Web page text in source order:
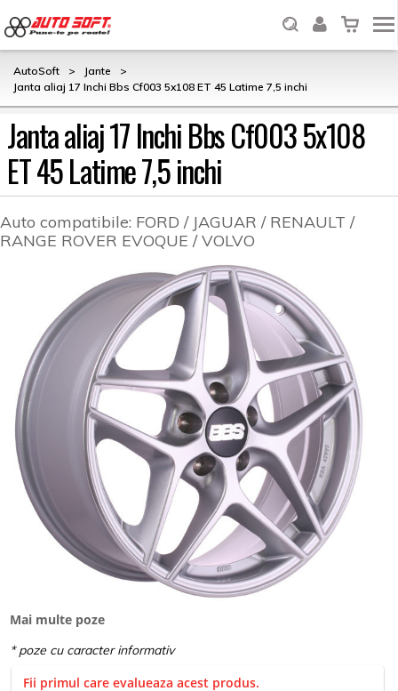
AutoSoft > Jante
>
Janta aliaj 17 Inchi Bbs Cf003 5x108 ET 45 Latime 7,5 inchi
Janta aliaj 17 Inchi Bbs Cf003 5x108
ET 45 Latime 7,5 inchi
Auto compatibile: FORD / JAGUAR / RENAULT /
RANGE ROVER EVOQUE / VOLVO
Mai multe poze
Fii primul care evalueaza acest produs.